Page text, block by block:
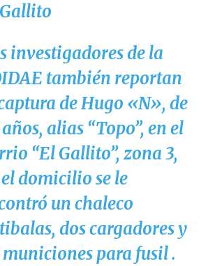
investigadores de la
también reportan
de Hugo «N», de
alias “Topo”, en el
“El Gallito”, zona 3,
domicilio se le
un chaleco
dos cargadores y
para fusil .